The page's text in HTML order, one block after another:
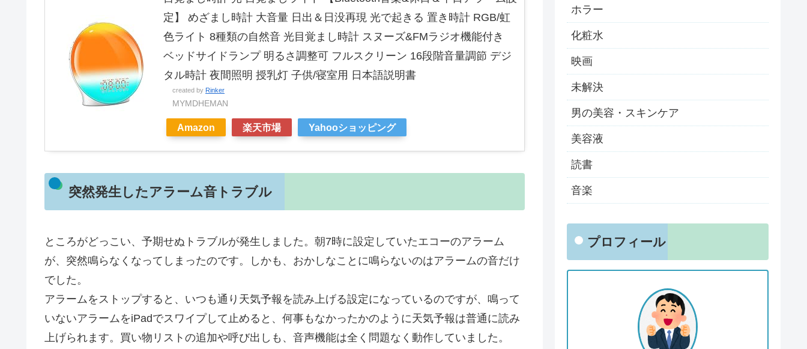
定】 めざまし時計 大音量 日出＆日没再現 光で起きる 置き時計 RGB/虹
色ライト 8種類の自然音 光目覚まし時計 スヌーズ&FMラジオ機能付き
ベッドサイドランプ 明るさ調整可 フルスクリーン 16段階音量調節 デジ
タル時計 夜間照明 授乳灯 子供/寝室用 日本語説明書
created by Rinker
MYMDHEMAN
Amazon 楽天市場 Yahooショッピング
突然発生したアラーム音トラブル
ところがどっこい、予期せぬトラブルが発生しました。朝7時に設定していたエコーのアラーム
が、突然鳴らなくなってしまったのです。しかも、おかしなことに鳴らないのはアラームの音だけ
でした。
アラームをストップすると、いつも通り天気予報を読み上げる設定になっているのですが、鳴って
いないアラームをiPadでスワイプして止めると、何事もなかったかのように天気予報は普通に読み
上げられます。買い物リストの追加や呼び出しも、音声機能は全く問題なく動作していました。
ホラー
化粧水
映画
未解決
男の美容・スキンケア
美容液
読書
音楽
プロフィール